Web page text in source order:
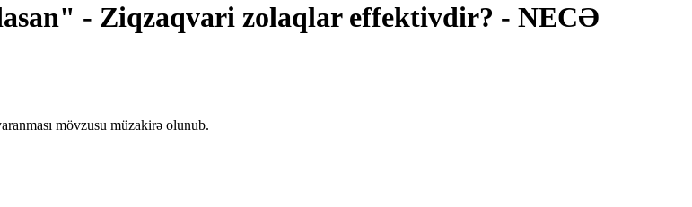
- Ziqzaqvari zolaqlar effektivdir? - NECƏ
mövzusu müzakirə olunub.